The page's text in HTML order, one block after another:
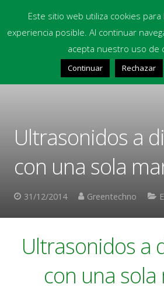
Ultrasonidos a
con una sola
31/12/2014 Greentechno
Ultrasonidos a
con una sola
Este sitio web utiliza cookies
experiencia posible. Al continuar
acepta nuestro uso de
Continuar Rechazar